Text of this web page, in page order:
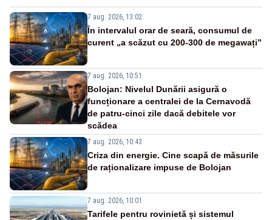
7 aug. 2026, 13:02
În intervalul orar de seară, consumul de
curent „a scăzut cu 200-300 de megawați”
7 aug. 2026, 10:51
Bolojan: Nivelul Dunării asigură o
funcționare a centralei de la Cernavodă
de patru-cinci zile dacă debitele vor
scădea
7 aug. 2026, 10:43
Criza din energie. Cine scapă de măsurile
de raționalizare impuse de Bolojan
7 aug. 2026, 10:01
Tarifele pentru rovinietă și sistemul